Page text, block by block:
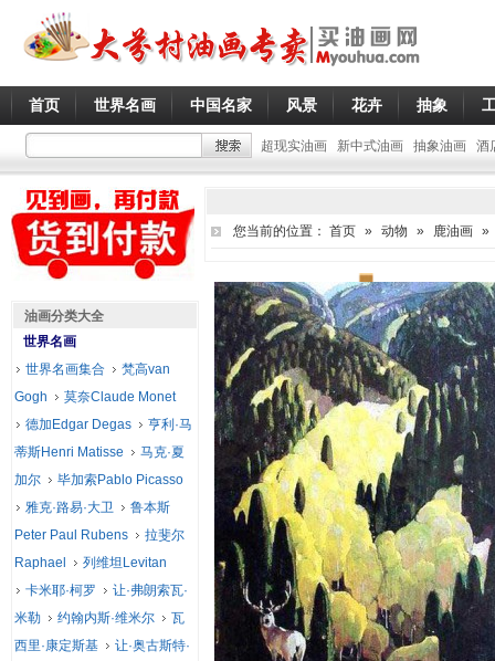
首页 世界名画 中国名家 风景 花卉 抽象
超现实油画 新中式油画 抽象油画 酒
您当前的位置： 首页 » 动物 » 鹿油画 »
油画分类大全
世界名画
世界名画集合
梵高van
Gogh
莫奈Claude Monet
德加Edgar Degas
亨利·马
蒂斯Henri Matisse
马克·夏
加尔
毕加索Pablo Picasso
雅克·路易·大卫
鲁本斯
Peter Paul Rubens
拉斐尔
Raphael
列维坦Levitan
卡米耶·柯罗
让·弗朗索瓦·
米勒
约翰内斯·维米尔
瓦
西里·康定斯基
让·奥古斯特·